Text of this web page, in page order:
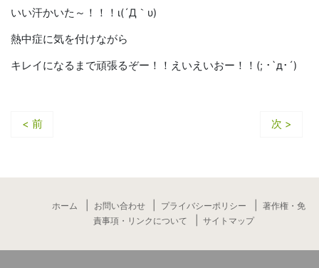
いい汗かいた～！！！ι(´Д｀υ)
熱中症に気を付けながら
キレイになるまで頑張るぞー！！えいえいおー！！(; ･`д･´)
< 前 次 >
ホーム お問い合わせ プライバシーポリシー
著作権・免
責事項・リンクについて
サイトマップ